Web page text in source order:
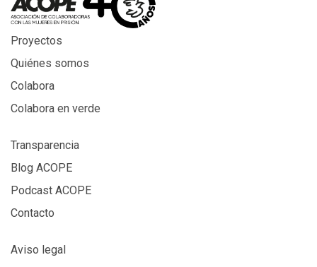
Proyectos
Quiénes somos
Colabora
Colabora en verde
Transparencia
Blog ACOPE
Podcast ACOPE
Contacto
Aviso legal